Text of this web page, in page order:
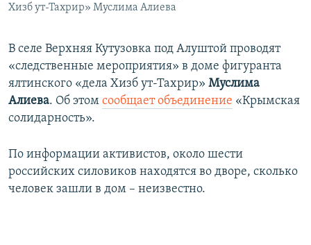
Хизб ут-Тахрир» Муслима Алиева
В селе Верхняя Кутузовка под Алуштой проводят
«следственные мероприятия» в доме фигуранта
ялтинского «дела Хизб ут-Тахрир»​ Муслима
Алиева. Об этом сообщает объединение «Крымская
солидарность».
По информации активистов, около шести
российских силовиков находятся во дворе, сколько
человек зашли в дом – неизвестно.